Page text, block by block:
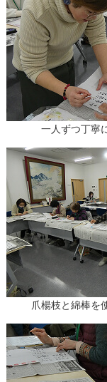
一人ずつ丁寧
爪楊枝と綿棒を